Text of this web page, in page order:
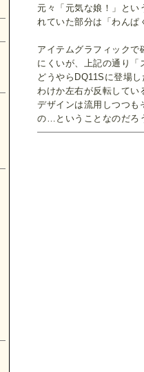
元々「元気な娘！」と
れていた部分は「わんぱ
アイテムグラフィックで
にくいが、上記の通り「
どうやらDQ11Sに登場
わけか左右が反転してい
デザインは流用しつつも
の…ということなのだろ